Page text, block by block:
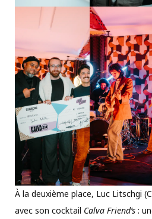
À la deuxième place, Luc Litschgi
avec son cocktail Calva Friend’s :